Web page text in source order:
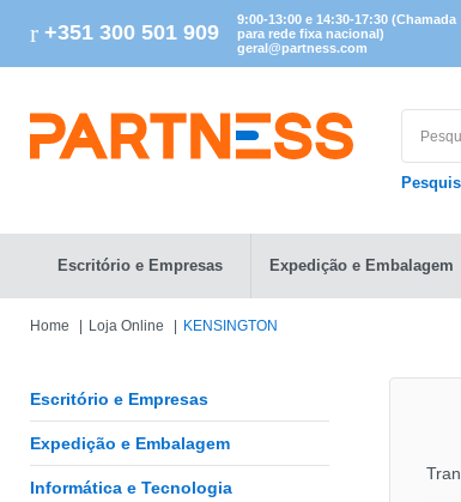
+351 300 501 909
9:00-13:00 e 14:30-17:30 (Chamada
para rede fixa nacional)
geral@partness.com
Escritório e Empresas Expedição e Embalagem
Home Loja Online KENSINGTON
Escritório e Empresas
Expedição e Embalagem
Informática e Tecnologia